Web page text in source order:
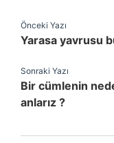
Önceki Yazı
Yarasa yavrusu
Sonraki Yazı
Bir cümlenin
anlarız ?